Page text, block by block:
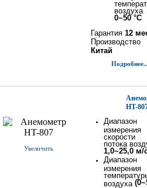
воздуха
0~50 °С
Гарантия 12
Производство
Китай
HT-
Увеличить
Диапазон
измерения
скорости
потока
1,0~25,0 м/
Диапазон
измерения
воздуха